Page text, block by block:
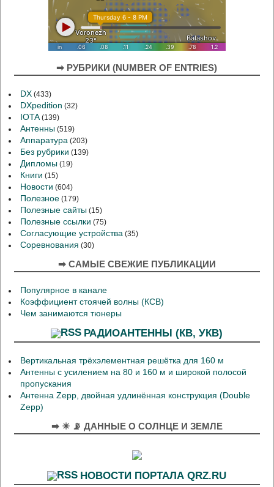
➡ РУБРИКИ (NUMBER OF ENTRIES)
DX (433)
DXpedition (32)
IOTA(139)
Антенны (519)
Аппаратура (203)
Без рубрики (139)
Дипломы (19)
Книги (15)
Новости (604)
Полезное (179)
Полезные сайты (15)
Полезные ссылки (75)
Согласующие устройства (35)
Соревнования (30)
➡ САМЫЕ СВЕЖИЕ ПУБЛИКАЦИИ
Популярное в канале
Коэффициент стоячей волны (КСВ)
Чем занимаются тюнеры
РАДИОАНТЕННЫ (КВ, УКВ)
Вертикальная трёхэлементная решётка для 160 м
Антенны с усилением на 80 и 160 м и широкой полосой
пропускания
Антенна Zepp, двойная удлинённая конструкция (Double
Zepp)
➡ ☀ 📡 ДАННЫЕ О СОЛНЦЕ И ЗЕМЛЕ
НОВОСТИ ПОРТАЛА QRZ.RU